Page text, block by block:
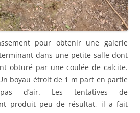
pour obtenir une galerie
dans une petite salle dont
obturé par une coulée de calcite.
boyau étroit de 1 m part en partie
d’air. Les tentatives de
produit peu de résultat, il a fait